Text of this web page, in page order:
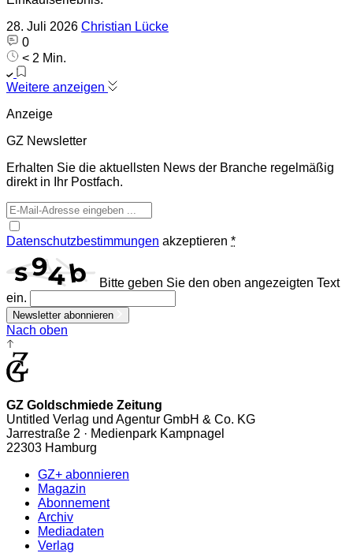
28. Juli 2026 Christian Lücke
0
< 2 Min.
Weitere anzeigen
Anzeige
GZ Newsletter
Erhalten Sie die aktuellsten News der Branche regelmäßig
direkt in Ihr Postfach.
Datenschutzbestimmungen akzeptieren *
Bitte geben Sie den oben angezeigten Text
ein.
Newsletter abonnieren
Nach oben
GZ Goldschmiede Zeitung
Untitled Verlag und Agentur GmbH & Co. KG
Jarrestraße 2 · Medienpark Kampnagel
22303 Hamburg
GZ+ abonnieren
Magazin
Abonnement
Archiv
Mediadaten
Verlag